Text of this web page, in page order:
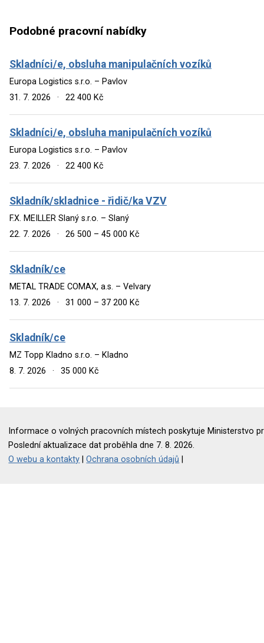
Podobné pracovní nabídky
Skladníci/e, obsluha manipulačních vozíků
Europa Logistics s.r.o. – Pavlov
31. 7. 2026
· 22 400 Kč
Skladníci/e, obsluha manipulačních vozíků
Europa Logistics s.r.o. – Pavlov
23. 7. 2026
· 22 400 Kč
Skladník/skladnice - řidič/ka VZV
F.X. MEILLER Slaný s.r.o. – Slaný
22. 7. 2026
· 26 500 – 45 000 Kč
Skladník/ce
METAL TRADE COMAX, a.s. – Velvary
13. 7. 2026
· 31 000 – 37 200 Kč
Skladník/ce
MZ Topp Kladno s.r.o. – Kladno
8. 7. 2026
· 35 000 Kč
Informace o volných pracovních místech poskytuje Ministerstvo
Poslední aktualizace dat proběhla dne 7. 8. 2026.
O webu a kontakty |Ochrana osobních údajů